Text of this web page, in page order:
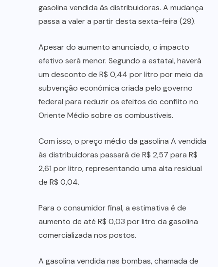
gasolina vendida às distribuidoras. A mudança
passa a valer a partir desta sexta-feira (29).
Apesar do aumento anunciado, o impacto
efetivo será menor. Segundo a estatal, haverá
um desconto de R$ 0,44 por litro por meio da
subvenção econômica criada pelo governo
federal para reduzir os efeitos do conflito no
Oriente Médio sobre os combustíveis.
Com isso, o preço médio da gasolina A vendida
às distribuidoras passará de R$ 2,57 para R$
2,61 por litro, representando uma alta residual
de R$ 0,04.
Para o consumidor final, a estimativa é de
aumento de até R$ 0,03 por litro da gasolina
comercializada nos postos.
A gasolina vendida nas bombas, chamada de